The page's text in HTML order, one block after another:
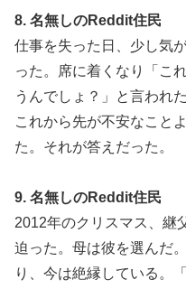
8. 名無しのReddit住民
仕事を失った日、少し気
った。席に着くなり「こ
うんでしょ？」と言われ
これから先が不安なこと
た。それが答えだった。
9. 名無しのReddit住民
2012年のクリスマス、継
迫った。母は彼を選んだ
り、今は絶縁している。